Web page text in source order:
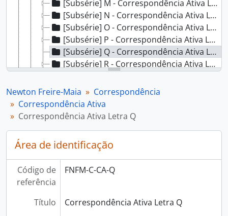
[Subsérie] M - Correspondência Ativa Letra M
[Subsérie] N - Correspondência Ativa Letra N
[Subsérie] O - Correspondência Ativa Letra O
[Subsérie] P - Correspondência Ativa Letra P
[Subsérie] Q - Correspondência Ativa Letra Q
[Subsérie] R - Correspondência Ativa Letra R
[Subsérie] T - Correspondência Ativa Letra T
[Subsérie] U - Correspondência Ativa Letra U
[Subsérie] V - Correspondência Ativa Letra V
[Subsérie] Y - Correspondência Ativa Letra Y
[Subsérie] Z - Correspondência Ativa Letra Z
[Série] CT - Correspondência de Terceiros
[Série] CP - Correspondência Passiva
[Série] AC - Assessoria e Consultoria
[Série] AV - Audiovisual
Newton Freire-Maia
Correspondência
Correspondência Ativa
Correspondência Ativa Letra Q
Área de identificação
Código de
referência
FNFM-C-CA-Q
Título
Correspondência Ativa Letra Q